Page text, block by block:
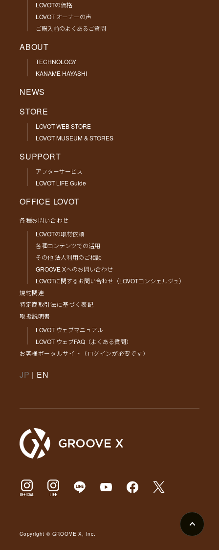
LOVOTの価格
LOVOT オーナーの声
ご購入前のよくあるご質問
ABOUT
TECHNOLOGY
KANAME HAYASHI
NEWS
STORE
LOVOT WEB STORE
LOVOT MUSEUM & STORES
SUPPORT
アフターサービス
LOVOT LIFE Guide
OFFICE LOVOT
各種お問い合わせ
LOVOTの取材依頼
各種コンテンツでの活用
その他 法人利用のご相談
GROOVE Xへのお問い合わせ
LOVOTに関するお問い合わせ（LOVOTコンシェルジュ）
規約関連
特定商取引法に基づく表記
取扱説明書
LOVOT ウェブマニュアル
LOVOT ウェブFAQ（よくある質問）
お客様ポータルサイト（ログインが必要です）
JP | EN
Copyright © GROOVE X, Inc.